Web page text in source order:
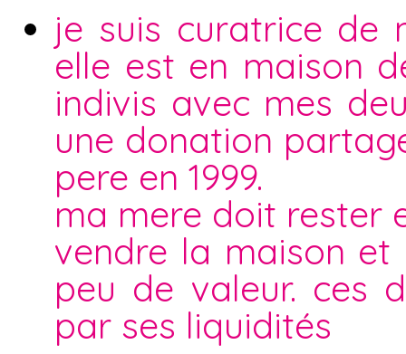
je suis curatrice de
elle est en maison
indivis avec mes
une donation
pere en 1999.
ma mere doit rester
vendre la maison
peu de valeur. ces
par ses liquidités